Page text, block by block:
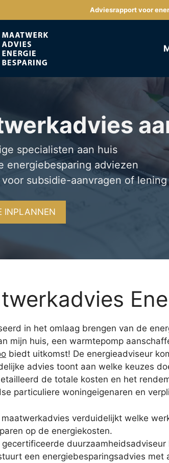
Adviesrapport voor
specialisten aan huis
energiebesparing adviezen
voor subsidie-aanvragen of lening
INPLANNEN
in het omlaag brengen van de
mijn huis, een warmtepomp
biedt uitkomst! De energieadviseur
advies toont aan welke keuzes
de totale kosten en het
particuliere woningeigenaren en
verduidelijkt welke
op de energiekosten.
gecertificeerde
een energiebesparingsadvies